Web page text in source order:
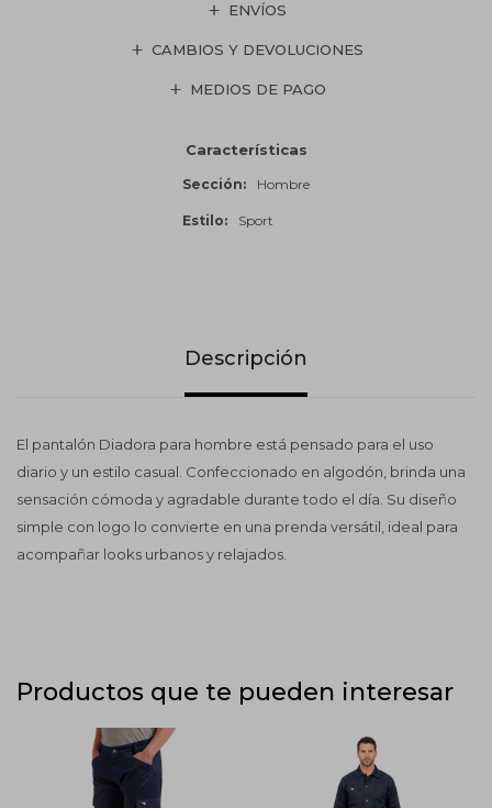
ENVÍOS
CAMBIOS Y DEVOLUCIONES
MEDIOS DE PAGO
Características
Sección Hombre
Estilo Sport
Descripción
El pantalón Diadora para hombre está pensado para el uso
diario y un estilo casual. Confeccionado en algodón, brinda una
sensación cómoda y agradable durante todo el día. Su diseño
simple con logo lo convierte en una prenda versátil, ideal para
acompañar looks urbanos y relajados.
Productos que te pueden interesar